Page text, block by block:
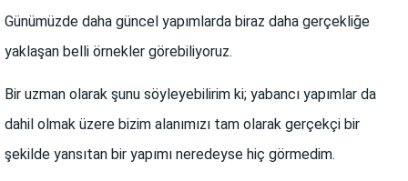
Günümüzde daha güncel yapımlarda biraz daha gerçekliğe
yaklaşan belli örnekler görebiliyoruz.
Bir uzman olarak şunu söyleyebilirim ki; yabancı yapımlar da
dahil olmak üzere bizim alanımızı tam olarak gerçekçi bir
şekilde yansıtan bir yapımı neredeyse hiç görmedim.